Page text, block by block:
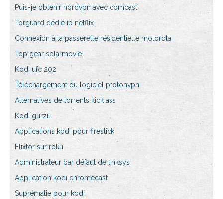
Puis-je obtenir nordvpn avec comcast
Torguard dédié ip netflix
Connexion à la passerelle résidentielle motorola
Top gear solarmovie
Kodi ufc 202
Téléchargement du logiciel protonvpn
Alternatives de torrents kick ass
Kodi gurzil
Applications kodi pour firestick
Flixtor sur roku
Administrateur par défaut de linksys
Application kodi chromecast
Suprématie pour kodi